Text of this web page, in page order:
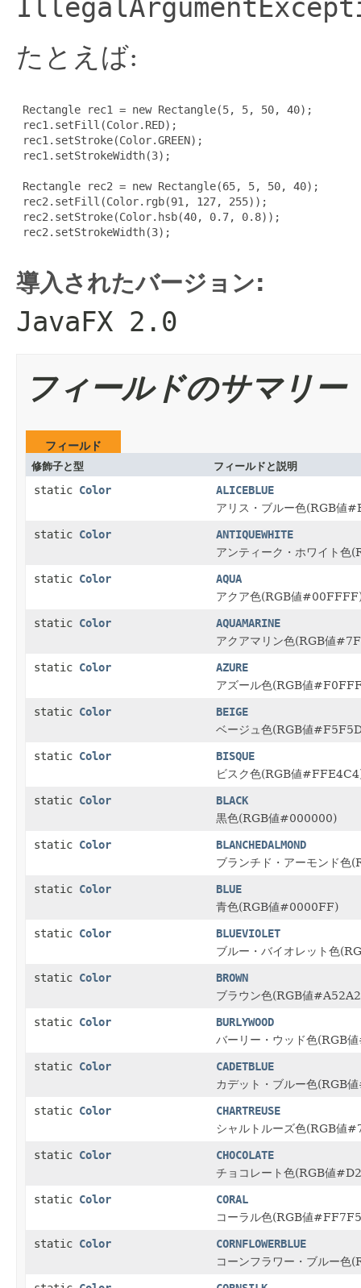
たとえば:
Rectangle rec1 = new Rectangle(5, 5, 50, 40);
rec1.setFill(Color.RED);
rec1.setStroke(Color.GREEN);
rec1.setStrokeWidth(3);
Rectangle rec2 = new Rectangle(65, 5, 50, 40);
rec2.setFill(Color.rgb(91, 127, 255));
rec2.setStroke(Color.hsb(40, 0.7, 0.8));
rec2.setStrokeWidth(3);
導入されたバージョン:
JavaFX 2.0
フィールドのサマリー
フィールド
修飾子と型 フィールドと説明
static Color ALICEBLUE
アリス・ブルー色(RGB値
static Color ANTIQUEWHITE
アンティーク・ホワイト
static Color AQUA
アクア色(RGB値
static Color AQUAMARINE
アクアマリン色(RGB値
static Color AZURE
アズール色(RGB値
static Color BEIGE
ベージュ色(RGB値
static Color BISQUE
ビスク色(RGB値
static Color BLACK
黒色(RGB値#000000)
static Color BLANCHEDALMOND
ブランチド・アーモンド
static Color BLUE
青色(RGB値#0000FF)
static Color BLUEVIOLET
ブルー・バイオレット色
static Color BROWN
ブラウン色(RGB値
static Color BURLYWOOD
バーリー・ウッド色(RGB
static Color CADETBLUE
カデット・ブルー色(RGB
static Color CHARTREUSE
シャルトルーズ色(RGB値
static Color CHOCOLATE
チョコレート色(RGB値
static Color CORAL
コーラル色(RGB値
static Color CORNFLOWERBLUE
コーンフラワー・ブルー